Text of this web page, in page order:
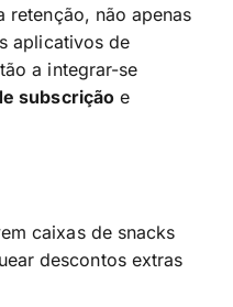
retenção, não apenas
aplicativos de
a integrar-se
subscriçãoe
caixas de snacks
descontos extras